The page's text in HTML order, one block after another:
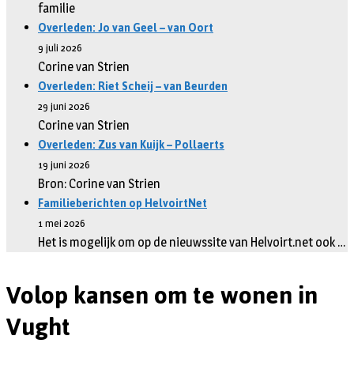
familie
Overleden: Jo van Geel – van Oort
9 juli 2026
Corine van Strien
Overleden: Riet Scheij – van Beurden
29 juni 2026
Corine van Strien
Overleden: Zus van Kuijk – Pollaerts
19 juni 2026
Bron: Corine van Strien
Familieberichten op HelvoirtNet
1 mei 2026
Het is mogelijk om op de nieuwssite van Helvoirt.net ook …
Volop kansen om te wonen in
Vught